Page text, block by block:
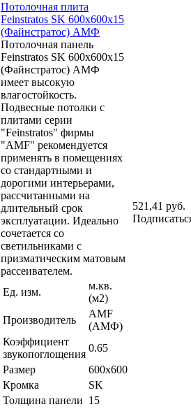
Потолочная плита
Feinstratos SK 600x600x15
(Файнстратос) АМФ
Потолочная панель
Feinstratos SK 600x600x15
(Файнстратос) АМФ
имеет высокую
влагостойкость.
Подвесные потолки с
плитами серии
"Feinstratos" фирмы
"AMF" рекомендуется
применять в помещениях
со стандартными и
дорогими интерьерами,
рассчитанными на
длительный срок
эксплуатации. Идеально
сочетается со
светильниками с
призматическим матовым
рассеивателем.
Ед. изм.
м.кв.
(м2)
Производитель
AMF
(АМФ)
Коэффициент
звукопоглощения
0.65
Размер
600x600
Кромка
SK
Толщина панели 15
521,41 руб.